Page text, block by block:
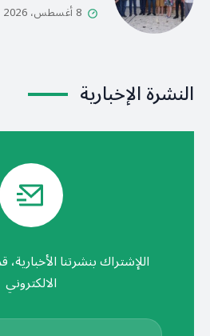
8 أغسطس، 2026
النشرة الإخبارية
اللإشتراك بنشرتنا
الالكتروني